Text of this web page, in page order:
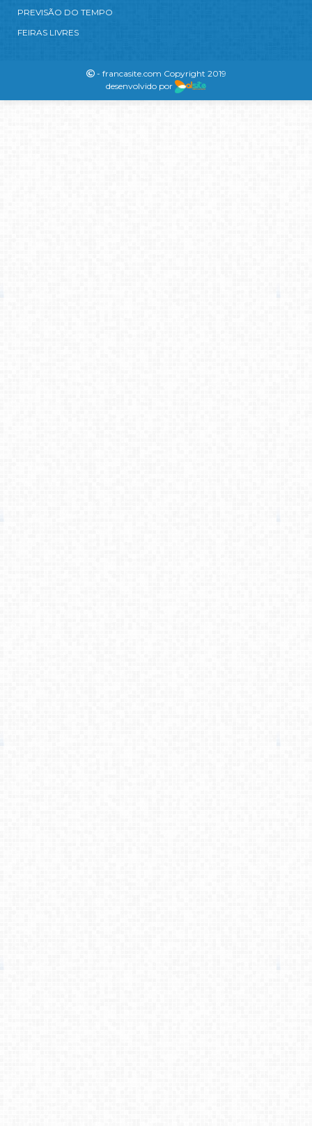
PREVISÃO DO TEMPO
FEIRAS LIVRES
- francasite.com Copyright 2019
desenvolvido por